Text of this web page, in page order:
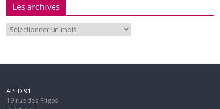
Les archives
APLD 91
19 rue des Frigos